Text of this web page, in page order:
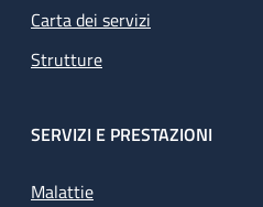
Carta dei servizi
Strutture
SERVIZI E PRESTAZIONI
Malattie